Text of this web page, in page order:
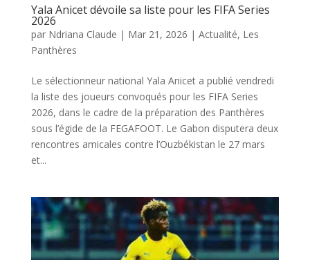
Yala Anicet dévoile sa liste pour les FIFA Series
2026
par Ndriana Claude | Mar 21, 2026 | Actualité, Les
Panthères
Le sélectionneur national Yala Anicet a publié vendredi
la liste des joueurs convoqués pour les FIFA Series
2026, dans le cadre de la préparation des Panthères
sous l’égide de la FEGAFOOT. Le Gabon disputera deux
rencontres amicales contre l’Ouzbékistan le 27 mars
et...